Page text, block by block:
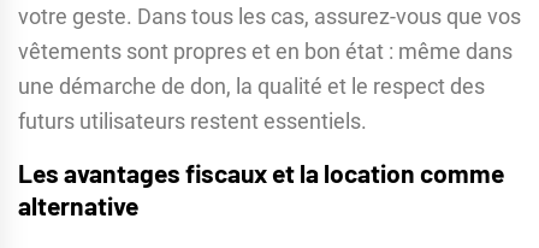
votre geste. Dans tous les cas, assurez-vous que vos
vêtements sont propres et en bon état : même dans
une démarche de don, la qualité et le respect des
futurs utilisateurs restent essentiels.
Les avantages fiscaux et la location comme
alternative